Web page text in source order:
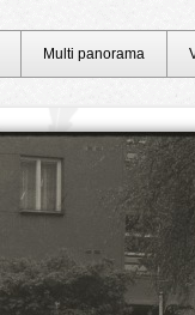
Multi panorama